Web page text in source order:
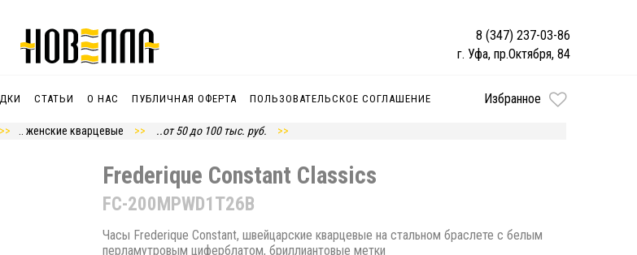
8 (347) 237-03-86
г. Уфа, пр.Октября, 84
СТАТЬИ О НАС ПУБЛИЧНАЯ ОФЕРТА ПОЛЬЗОВАТЕЛЬСКОЕ СОГЛАШЕНИЕ Избранное
.. женские кварцевые ..от 50 до 100 тыс. руб.
Frederique Constant Classics
FC-200MPWD1T26B
Часы Frederique Constant, швейцарские кварцевые на стальном браслете с белым
перламутровым циферблатом, бриллиантовые метки